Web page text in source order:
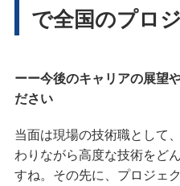
で全国のプロ
ーー今後のキャリアの展望
ださい
当面は現場の技術職として
わりながら高度な技術をど
すね。その先に、プロジェ